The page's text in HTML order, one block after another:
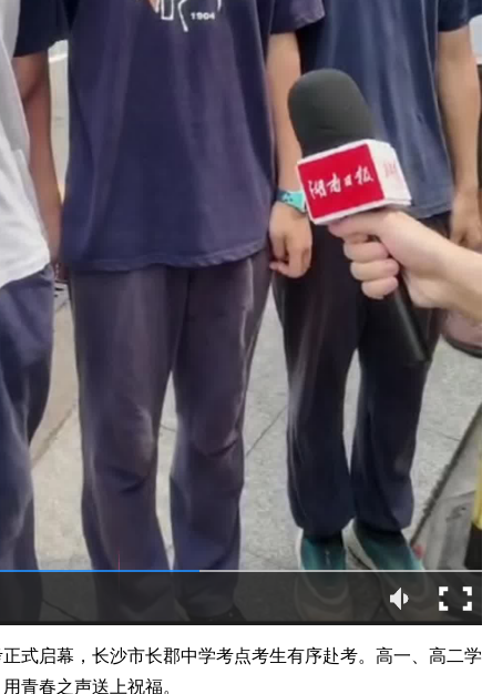
式启幕，长沙市长郡中学考点考生有序赴考。高一、高二学
青春之声送上祝福。